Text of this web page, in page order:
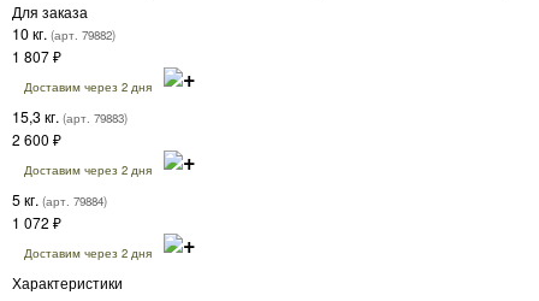
Для заказа
10 кг. (арт. 79882)
1 807₽
Доставим через 2 дня
15,3 кг. (арт. 79883)
2 600 ₽
Доставим через 2 дня
5 кг. (арт. 79884)
1 072 ₽
Доставим через 2 дня
Характеристики